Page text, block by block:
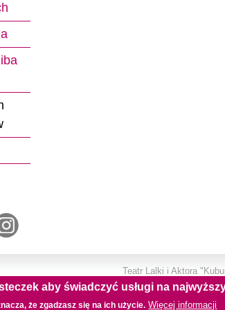
Teatr Lalki i Aktora
aby świadczyć usługi na
że zgadzasz się na ich użycie. Więcej informacji